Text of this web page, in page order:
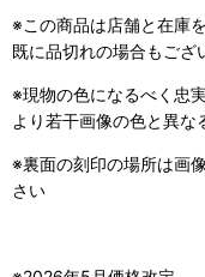
※この商品は店舗と在庫
既に品切れの場合もござ
※現物の色になるべく忠
より若干画像の色と異な
※裏面の刻印の場所は画
さい